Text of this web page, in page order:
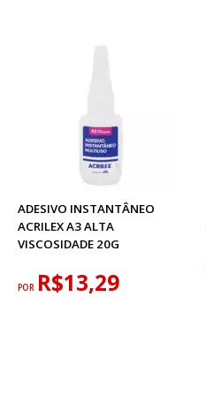
ADESIVO INSTANTÂNEO
ACRILEX A3 ALTA
VISCOSIDADE 20G
POR R$13,29